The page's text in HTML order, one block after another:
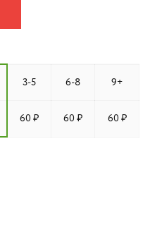
3-5 6-8 9+
60 ₽ 60 ₽ 60 ₽